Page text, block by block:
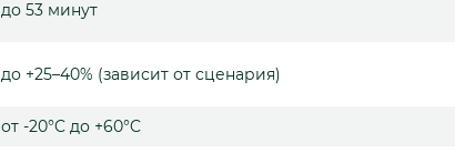
до 53 минут
до +25–40% (зависит от сценария)
от -20°C до +60°C